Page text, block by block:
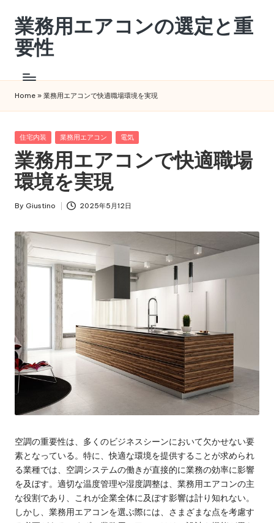
Skip
content
業務用エアコンの選定と重
要性
務
用
エ
コ
ン
の
選
と
要
性
Home » 業務用エアコンで快適職場環境を実現
Posted
住宅内装 業務用エアコン 電気
業務用エアコンで快適職場
環境を実現
Posted
By Giustino 2025年5月12日
空調の重要性は、多くのビジネスシーンにおいて欠かせない要
素となっている。 特に、快適な環境を提供することが求められ
る業種では、空調システムの働きが直接的に業務の効率に影響
を及ぼす。適切な温度管理や湿度調整は、業務用エアコンの主
な役割であり、これが企業全体に及ぼす影響は計り知れない。
しかし、業務用エアコンを選ぶ際には、さまざまな点を考慮す